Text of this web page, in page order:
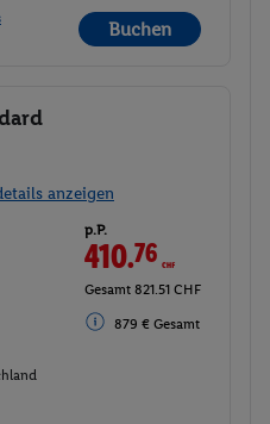
Buchen
anzeigen
p.P.
410.76CHF
Gesamt 821.51 CHF
879 € Gesamt